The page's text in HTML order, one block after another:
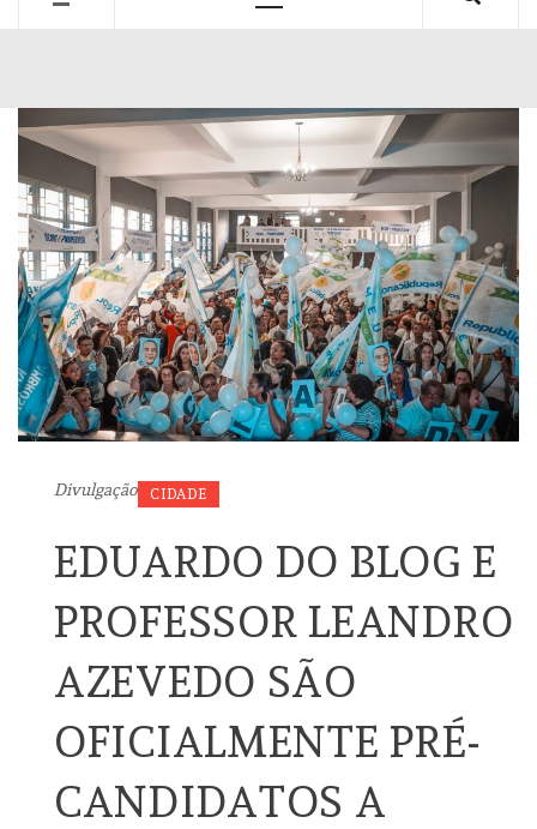
Divulgação CIDADE
EDUARDO DO BLOG E
PROFESSOR LEANDRO
AZEVEDO SÃO
OFICIALMENTE PRÉ-
CANDIDATOS A